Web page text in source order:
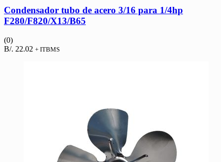
Condensador tubo de acero 3/16 para 1/4hp
F280/F820/X13/B65
(0)
B/. 22.02 + ITBMS